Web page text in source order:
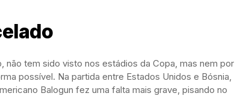
não tem sido visto nos estádios da Copa, mas nem por
possível. Na partida entre Estados Unidos e Bósnia,
Balogun fez uma falta mais grave, pisando no